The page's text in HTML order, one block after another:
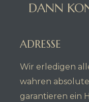
DANN
ADRESSE
Wir erledigen
wahren
garantieren ein